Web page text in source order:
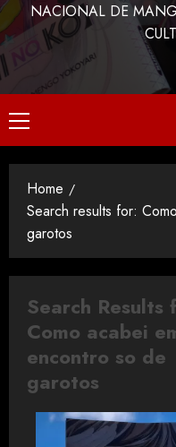
NACIONAL DE
Home
Search results for:
garotos
Search Results
Como acabei
encontro so de
garotos